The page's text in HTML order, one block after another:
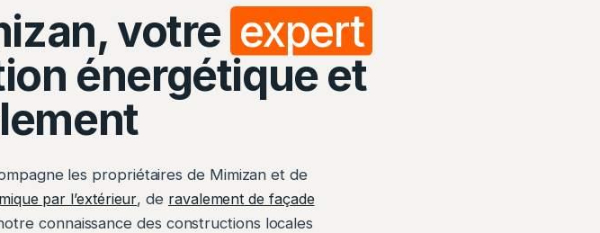
votre expert
énergétique et
les propriétaires de Mimizan et de
par l’extérieur, de ravalement de façade
connaissance des constructions locales